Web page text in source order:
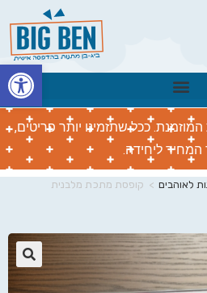
ככל שתזמינו יותר פריטים,
המחיר ליחידה.
לאוהבים > קופסת מתכת מלבנית
🔍